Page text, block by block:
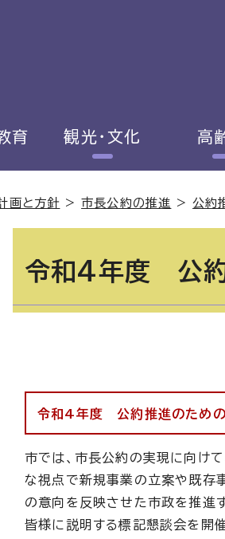
育 観光・文化 高
画と方針 >市長公約の推進 >公約
令和4年度 公約
令和4年度 公約推進のための
市では、市長公約の実現に向けて
な視点で新規事業の立案や既存
の意向を反映させた市政を推進
皆様に説明する標記懇談会を開催